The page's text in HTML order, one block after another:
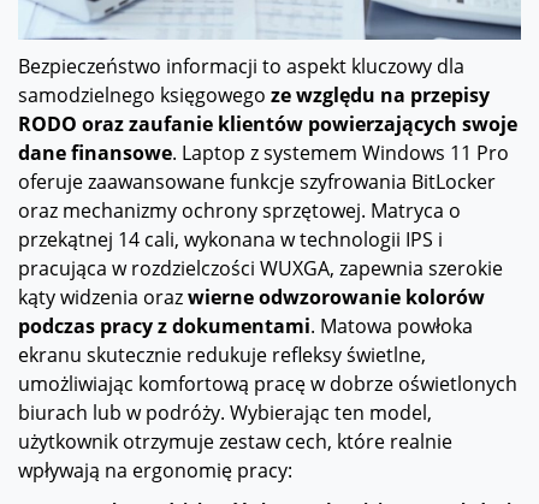
Bezpieczeństwo informacji to aspekt kluczowy dla
samodzielnego księgowego ze względu na przepisy
RODO oraz zaufanie klientów powierzających swoje
dane finansowe. Laptop z systemem Windows 11 Pro
oferuje zaawansowane funkcje szyfrowania BitLocker
oraz mechanizmy ochrony sprzętowej. Matryca o
przekątnej 14 cali, wykonana w technologii IPS i
pracująca w rozdzielczości WUXGA, zapewnia szerokie
kąty widzenia orazwierne odwzorowanie kolorów
podczas pracy z dokumentami. Matowa powłoka
ekranu skutecznie redukuje refleksy świetlne,
umożliwiając komfortową pracę w dobrze oświetlonych
biurach lub w podróży. Wybierając ten model,
użytkownik otrzymuje zestaw cech, które realnie
wpływają na ergonomię pracy: